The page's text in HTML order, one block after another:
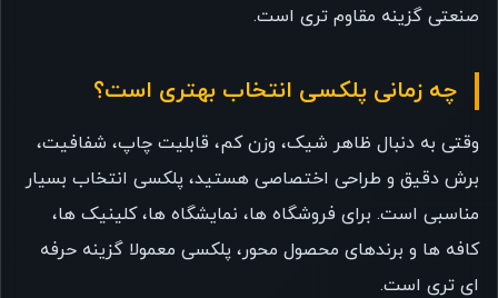
صنعتی گزینه مقاوم تری است.
چه زمانی پلکسی انتخاب بهتری است؟
وقتی به دنبال ظاهر شیک، وزن کم، قابلیت چاپ، شفافیت،
برش دقیق و طراحی اختصاصی هستید، پلکسی انتخاب بسیار
مناسبی است. برای فروشگاه ها، نمایشگاه ها، کلینیک ها،
کافه ها و برندهای محصول محور، پلکسی معمولا گزینه حرفه
ای تری است.